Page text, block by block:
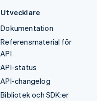
Utvecklare
Dokumentation
Referensmaterial för
API
API-status
API-changelog
Bibliotek och SDK:er